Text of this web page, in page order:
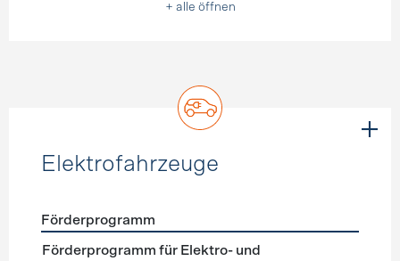
+ alle öffnen
Elektrofahrzeuge
Förderprogramme Elektrofahrzeuge
Förderprogramm
Förderprogramm für Elektro- und